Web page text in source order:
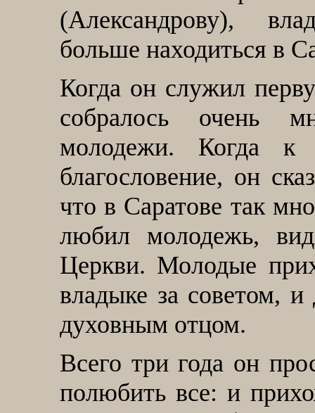
(Александрову),
больше находиться в
Когда он служил
собралось очень
молодежи. Когда к
благословение, он
что в Саратове так
любил молодежь,
Церкви. Молодые
владыке за советом,
духовным отцом.
Всего три года он
полюбить все: и